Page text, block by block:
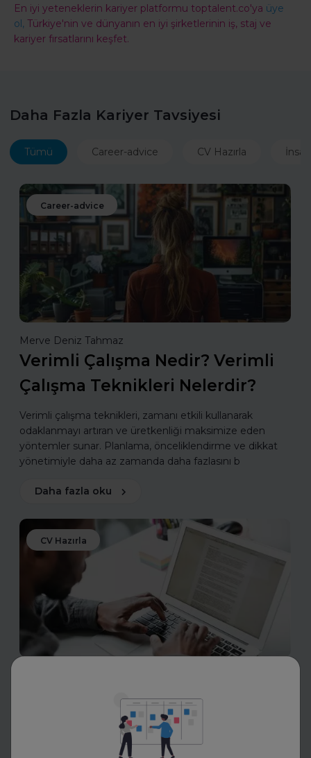
En iyi yeteneklerin kariyer platformu toptalent.co'ya üye
ol, Türkiye'nin ve dünyanın en iyi şirketlerinin iş, staj ve
kariyer fırsatlarını keşfet.
Daha Fazla Kariyer Tavsiyesi
Tümü Career-advice CV Hazırla
Career-advice
Merve Deniz Tahmaz
Verimli Çalışma Nedir? Verimli
Çalışma Teknikleri Nelerdir?
Verimli çalışma teknikleri, zamanı etkili kullanarak
odaklanmayı artıran ve üretkenliği maksimize eden
yöntemler sunar. Planlama, önceliklendirme ve dikkat
yönetimiyle daha az zamanda daha fazlasını b
Daha fazla oku
CV Hazırla
LinkedIn, CV ve Ön Yazı İçin AI
Yazım Araçları Ne İşe Yarıyor?
LinkedIn, CV ve ön yazı için AI yazım araçları nasıl çalışır?